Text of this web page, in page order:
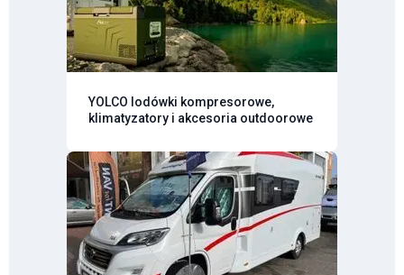
YOLCO lodówki kompresorowe,
klimatyzatory i akcesoria outdoorowe